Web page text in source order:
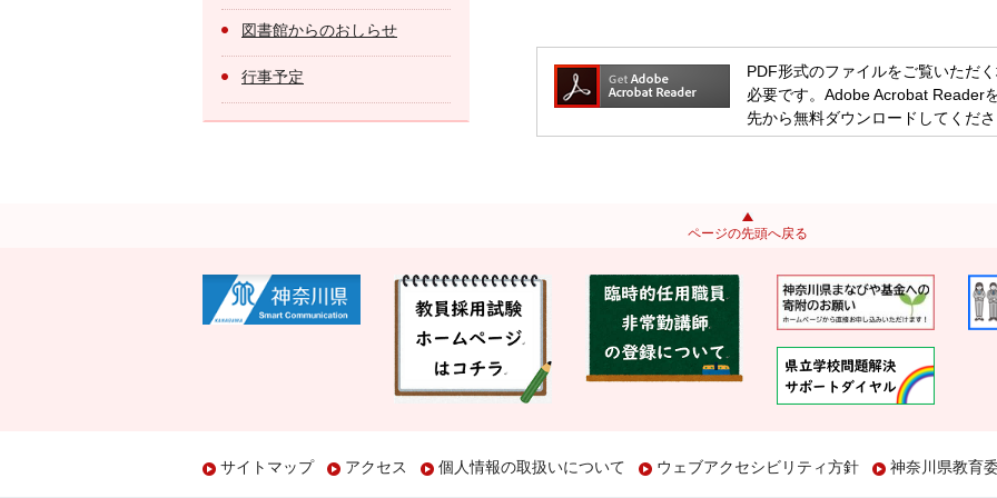
図書館からのおしらせ
行事予定
PDF形式のファイルをご覧いただ
必要です。Adobe Acrobat Reader
先から無料ダウンロードしてくだ
ページの先頭へ戻る
サイトマップ アクセス 個人情報の取扱いについて ウェブアクセシビリティ方針 神奈川県教育